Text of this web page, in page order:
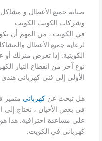
صيانة جميع الأعطال و مشاكل
وشركات الكويت الكويت
في الكويت ، من المهم أن
لرعاية جميع الأعطال
الكويتية. إذا تعرض منزلك أو
نوع آخر من انقطاع التيار
الأولى إلى فني كهربائي
هل تبحث عن كهربائي متميز
في بعض الأحيان ، نحتاج
على مساعدة احترافية. هذا
كهربائي في الكويت.